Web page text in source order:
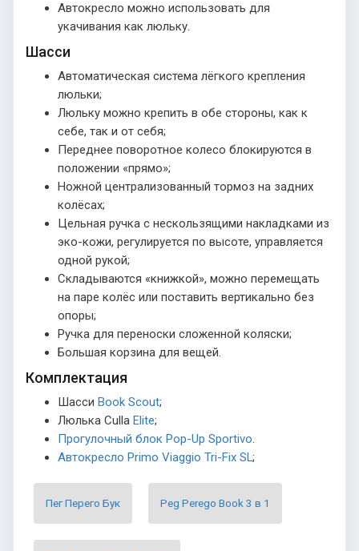
Автокресло можно использовать для
укачивания как люльку.
Шасси
Автоматическая система лёгкого крепления
люльки;
Люльку можно крепить в обе стороны, как к
себе, так и от себя;
Переднее поворотное колесо блокируются в
положении «прямо»;
Ножной централизованный тормоз на задних
колёсах;
Цельная ручка с нескользящими накладками из
эко-кожи, регулируется по высоте, управляется
одной рукой;
Складываются «книжкой», можно перемещать
на паре колёс или поставить вертикально без
опоры;
Ручка для переноски сложенной коляски;
Большая корзина для вещей.
Комплектация
Шасси Book Scout;
Люлька Culla Elite;
Прогулочный блок Pop-Up Sportivo.
Автокресло Primo Viaggio Tri-Fix SL;
Пег Перего Бук Peg Perego Book 3 в 1